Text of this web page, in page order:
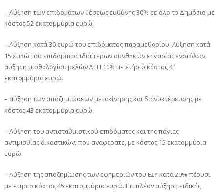
– Αύξηση των επιδομάτων θέσεως ευθύνης 30% σε όλο το Δημόσιο με
κόστος 52 εκατομμύρια ευρώ.
– Αύξηση κατά 30 ευρώ του επιδόματος παραμεθορίου. Αύξηση κατά
15 ευρώ του επιδόματος ιδιαίτερων συνθηκών εργασίας ενστόλων,
αύξηση μισθολογίου μελών ΔΕΠ 10% με ετήσιο κόστος 41
εκατομμύρια ευρώ.
– αύξηση των αποζημιώσεων μετακίνησης και διανυκτέρευσης με
κόστος 43 εκατομμύρια ευρώ.
– Αύξηση του αντισταθμιστικού επιδόματος και της πάγιας
αντιμισθίας δικαστικών, που αναφέρατε, με κόστος 15 εκατομμύρια
ευρώ.
– Αύξηση της αποζημίωσης των εφημεριών του ΕΣΥ κατά 20% πέρυσι
με ετήσιο κόστος 45 εκατομμύρια ευρώ. Επιπλέον αύξηση ειδικής